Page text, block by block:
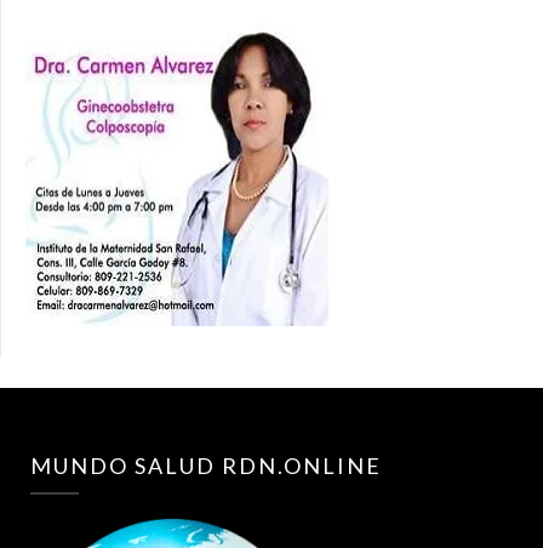
MUNDO SALUD RDN.ONLINE